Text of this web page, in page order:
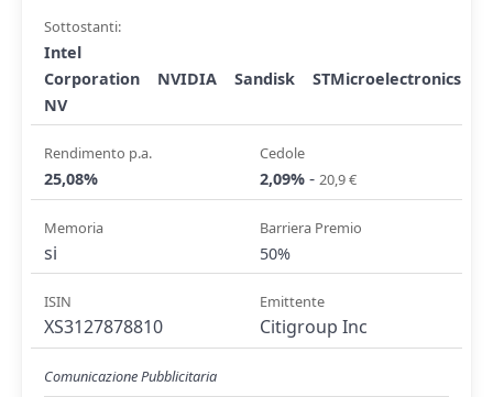
Sottostanti:
Intel
Corporation
NVIDIA Sandisk
STMicroelectronics
NV
Rendimento p.a.
25,08%
Cedole
2,09% - 20,9 €
Memoria
si
Barriera Premio
50%
ISIN
XS3127878810
Emittente
Citigroup Inc
Comunicazione Pubblicitaria